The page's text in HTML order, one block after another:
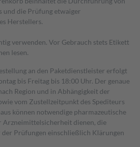
und die Prüfung etwaiger
Herstellers.
verwenden. Vor Gebrauch stets Etikett
lesen.
an den Paketdienstleister erfolgt
bis Freitag bis 18:00 Uhr. Der genaue
Region und in Abhängigkeit der
vom Zustellzeitpunkt des Spediteurs
können notwendige pharmazeutische
Arzneimittelsicherheit dienen, die
Prüfungen einschließlich Klärungen